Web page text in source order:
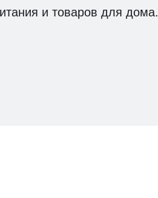
и товаров для дома.